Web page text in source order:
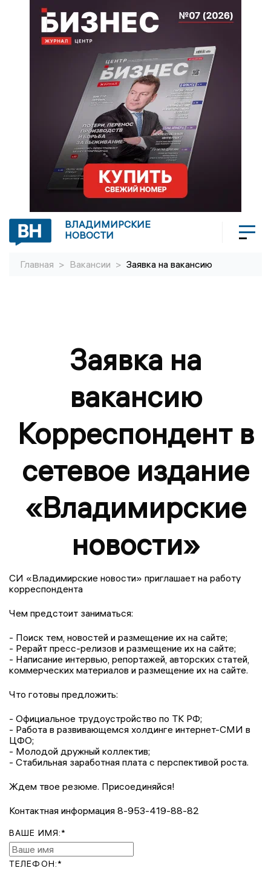
ВЛАДИМИРСКИЕ
НОВОСТИ
Главная > Вакансии > Заявка на вакансию
Заявка на
вакансию
Корреспондент в
сетевое издание
«Владимирские
новости»
СИ «Владимирские новости» приглашает на работу
корреспондента
Чем предстоит заниматься:
- Поиск тем, новостей и размещение их на сайте;
- Рерайт пресс-релизов и размещение их на сайте;
- Написание интервью, репортажей, авторских статей,
коммерческих материалов и размещение их на сайте.
Что готовы предложить:
- Официальное трудоустройство по ТК РФ;
- Работа в развивающемся холдинге интернет-СМИ в
ЦФО;
- Молодой дружный коллектив;
- Стабильная заработная плата с перспективой роста.
Ждем твое резюме. Присоединяйся!
Контактная информация 8-953-419-88-82
ВАШЕ ИМЯ:*
ТЕЛЕФОН:*